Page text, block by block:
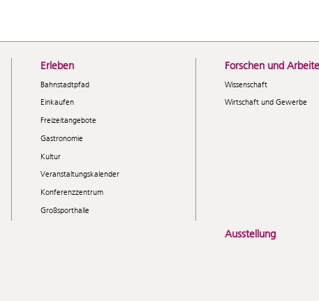
Erleben
Bahnstadtpfad
Einkaufen
Freizeitangebote
Gastronomie
Kultur
Veranstaltungskalender
Konferenzzentrum
Großsporthalle
Forschen und
Wissenschaft
Wirtschaft und Gewerbe
Ausstellung